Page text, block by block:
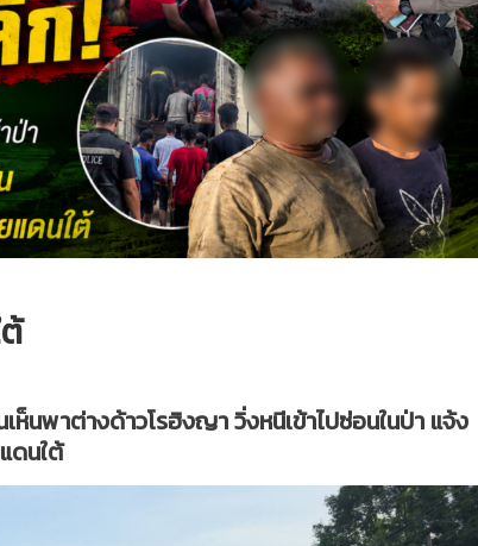
ห็นพาต่างด้าวโรฮิงญา วิ่งหนีเข้าไปซ่อนในป่า แจ้ง
ดนใต้